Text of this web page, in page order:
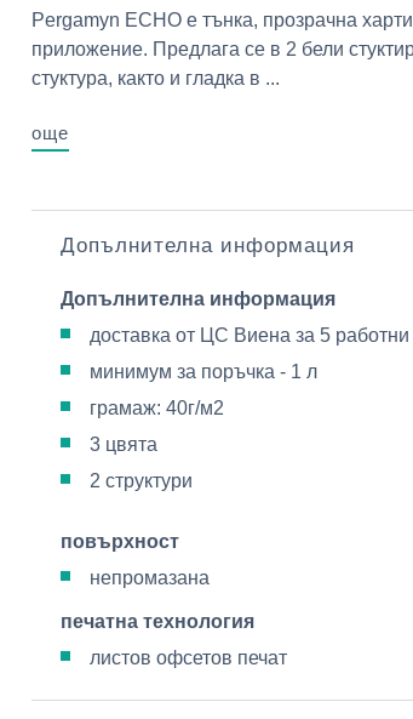
Pergamyn ECHO e тънка, прозрачна
приложение. Предлага се в 2 бели
стуктура, както и гладка в ...
още
Допълнителна информация
Допълнителна информация
доставка от ЦС Виена за 5 работни
минимум за поръчка - 1 л
грамаж: 40г/м2
3 цвята
2 структури
повърхност
непромазана
печатна технология
листов офсетов печат